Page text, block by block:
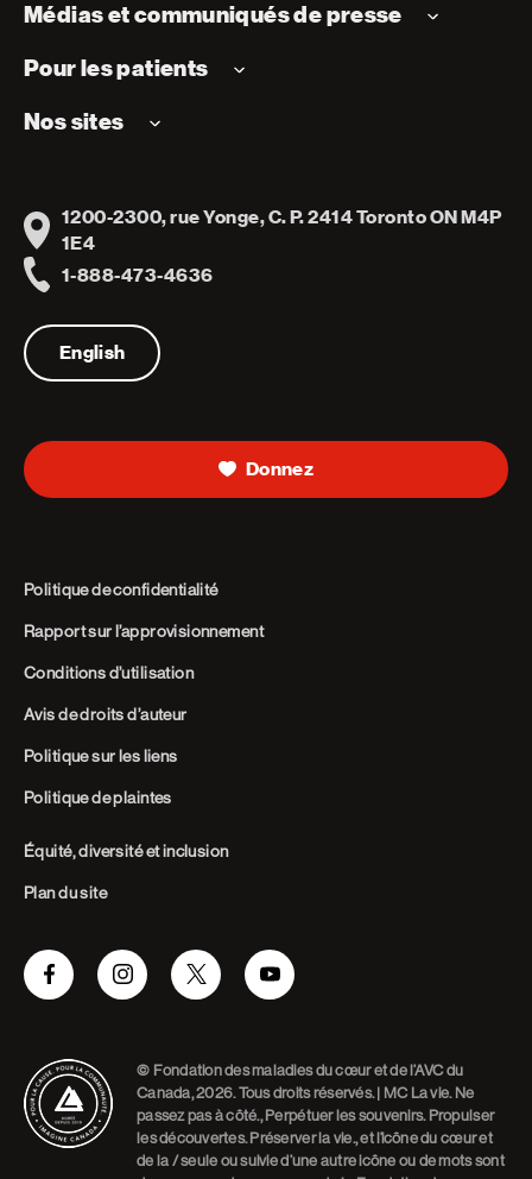
Médias et communiqués de presse
Pour les patients
Nos sites
Address
1200-2300, rue Yonge, C. P. 2414 Toronto ON M4P
1E4
1-888-473-4636
English
Donnez
Politique de confidentialité
Rapport sur l’approvisionnement
Conditions d’utilisation
Avis de droits d’auteur
Politique sur les liens
Politique de plaintes
Équité, diversité et inclusion
Plan du site
FacebookInstagramTwitter Youtube
© Fondation des maladies du cœur et de l’AVC du
Canada, 2026. Tous droits réservés. | MC La vie. Ne
passez pas à côté., Perpétuer les souvenirs. Propulser
les découvertes. Préserver la vie., et l’icône du cœur et
de la / seule ou suivie d’une autre icône ou de mots sont